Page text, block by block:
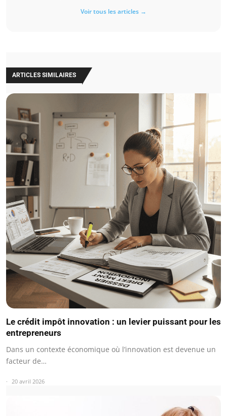
Voir tous les articles →
ARTICLES SIMILAIRES
Le crédit impôt innovation : un levier puissant pour les
entrepreneurs
Dans un contexte économique où l’innovation est devenue un
facteur de…
20 avril 2026